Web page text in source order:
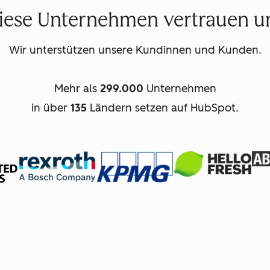
Unternehmen vertrauen
Wir unterstützen unsere Kundinnen und Kunden.
Mehr als 299.000 Unternehmen
in über 135 Ländern setzen auf HubSpot.